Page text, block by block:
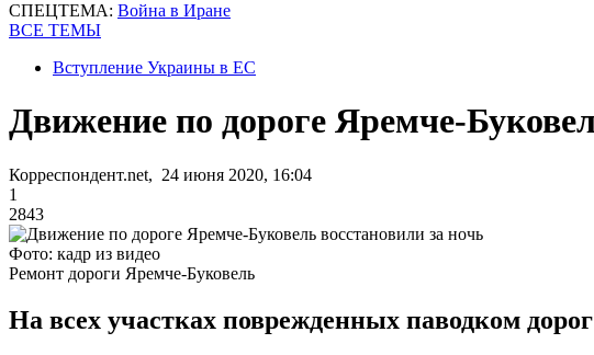
СПЕЦТЕМА: Война в Иране
ВСЕ ТЕМЫ
Вступление Украины в ЕС
Движение по дороге Яремче-
Корреспондент.net, 24 июня 2020, 16:04
1
2843
Фото: кадр из видео
Ремонт дороги Яремче-Буковель
На всех участках поврежденных паводком